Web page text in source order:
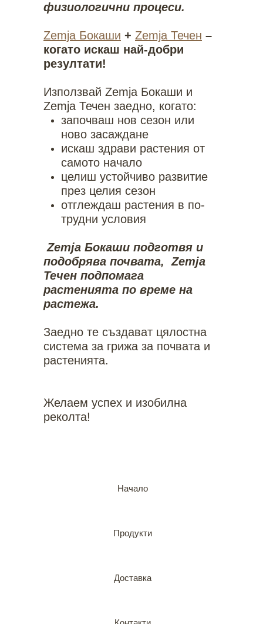
физиологични процеси.
Zemja Бокаши + Zemja Течен –
когато искаш най-добри
резултати!
Използвай Zemja Бокаши и
Zemja Течен заедно, когато:
започваш нов сезон или
ново засаждане
искаш здрави растения от
самото начало
целиш устойчиво развитие
през целия сезон
отглеждаш растения в по-
трудни условия
Zemja Бокаши подготвя и
подобрява почвата, Zemja
Течен подпомага
растенията по време на
растежа.
Заедно те създават цялостна
система за грижа за почвата и
растенията.
Желаем успех и изобилна
реколта!
Начало
Продукти
Доставка